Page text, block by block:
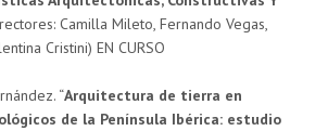
Camilla Mileto, Fernando Vegas,
Cristini) EN CURSO
“Arquitectura de tierra en
de la Península Ibérica: estudio